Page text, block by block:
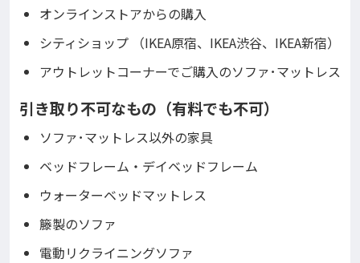
オンラインストアからの購入
シティショップ （IKEA原宿、IKEA渋谷、IKEA新宿）
アウトレットコーナーでご購入のソファ･マットレス
引き取り不可なもの（有料でも不可）
ソファ･マットレス以外の家具
ベッドフレーム・デイベッドフレーム
ウォーターベッドマットレス
籐製のソファ
電動リクライニングソファ